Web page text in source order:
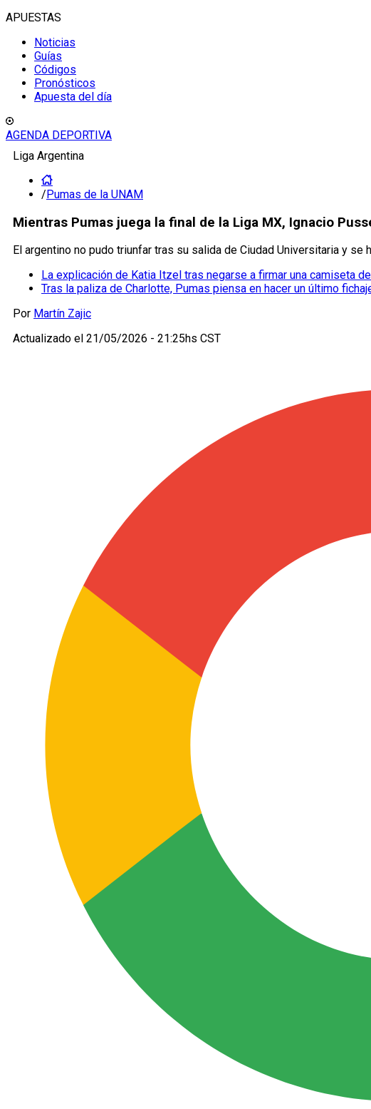
APUESTAS
Noticias
Guías
Códigos
Pronósticos
Apuesta del día
AGENDA DEPORTIVA
Liga Argentina
/Pumas de la UNAM
Mientras Pumas juega la final de la Liga MX, Ignacio
El argentino no pudo triunfar tras su salida de Ciudad Universitaria y se
La explicación de Katia Itzel tras negarse a firmar una camiseta
Tras la paliza de Charlotte, Pumas piensa en hacer un último
Por Martín Zajic
Actualizado el 21/05/2026 - 21:25hs CST